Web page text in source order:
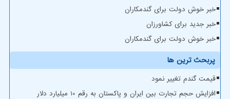
خبر خوش دولت برای گندمکاران
خبر جدید برای کشاورزان
خبر خوش دولت برای گندمکاران
پربحث ترین ها
قیمت گندم تغییر نمود
افزایش حجم تجارت بین ایران و پاکستان به رقم 10 میلیارد دلار